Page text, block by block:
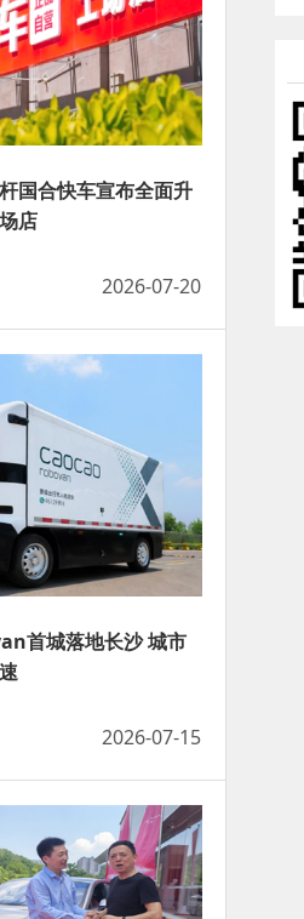
国合快车宣布全面升
店
2026-07-20
首城落地长沙 城市
2026-07-15